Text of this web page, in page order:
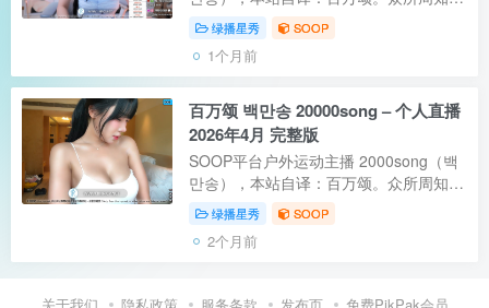
SOOP上的主播均为绿播，跳舞主播虽然
不露，但会疯狂擦边以及性暗示。
2000song 身材非常有料，也做了不少科
绿播星秀 SOOP
1个月前
百万颂 백만송 20000song – 个人直播
2026年4月 完整版
SOOP平台户外运动主播 2000song（백
만송），本站自译：百万颂。众所周知，
SOOP上的主播均为绿播，跳舞主播虽然
不露，但会疯狂擦边以及性暗示。
2000song 身材非常有料，也做了不少科
绿播星秀 SOOP
2个月前